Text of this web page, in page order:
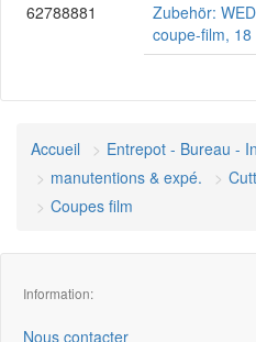
62788881
Zubehör:
coupe-film,
Accueil
Entrepot - Bureau -
manutentions & expé.
Coupes film
Information:
Nous contacter